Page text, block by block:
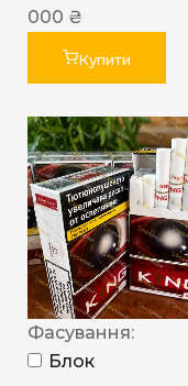
000 ₴
Купити
Фасування:
Блок